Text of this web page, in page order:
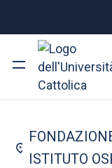
Corsi di
FACOLTÀ DI:
ISTITUTO